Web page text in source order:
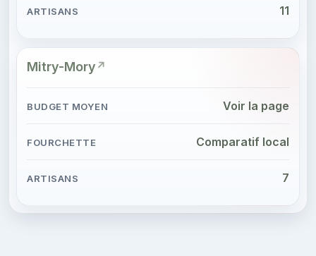
11
Mitry-Mory
Voir la page
Comparatif local
7